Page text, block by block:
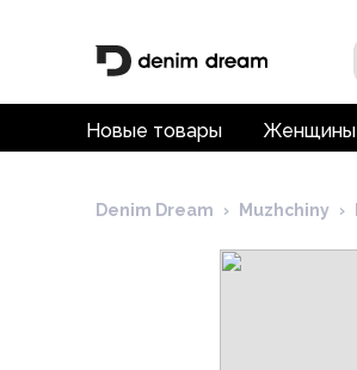
Новые товары Женщины
Denim Dream › Muzhchiny ›